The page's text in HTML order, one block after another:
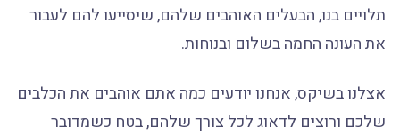
תלויים בנו, הבעלים האוהבים שלהם, שיסייעו להם לעבור
את העונה החמה בשלום ובנוחות.
אצלנו בשיקס, אנחנו יודעים כמה אתם אוהבים את הכלבים
שלכם ורוצים לדאוג לכל צורך שלהם, בטח כשמדובר